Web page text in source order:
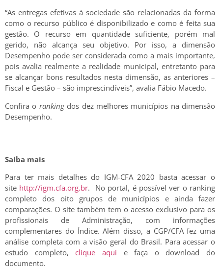
“As entregas efetivas à sociedade são relacionadas da forma
como o recurso público é disponibilizado e como é feita sua
gestão. O recurso em quantidade suficiente, porém mal
gerido, não alcança seu objetivo. Por isso, a dimensão
Desempenho pode ser considerada como a mais importante,
pois avalia realmente a realidade municipal, entretanto para
se alcançar bons resultados nesta dimensão, as anteriores –
Fiscal e Gestão – são imprescindíveis”, avalia Fábio Macedo.
Confira o ranking dos dez melhores municípios na dimensão
Desempenho.
Saiba mais
Para ter mais detalhes do IGM-CFA 2020 basta acessar o
site http://igm.cfa.org.br. No portal, é possível ver o ranking
completo dos oito grupos de municípios e ainda fazer
comparações. O site também tem o acesso exclusivo para os
profissionais de Administração, com informações
complementares do Índice. Além disso, a CGP/CFA fez uma
análise completa com a visão geral do Brasil. Para acessar o
estudo completo,clique aqui e faça o download do
documento.